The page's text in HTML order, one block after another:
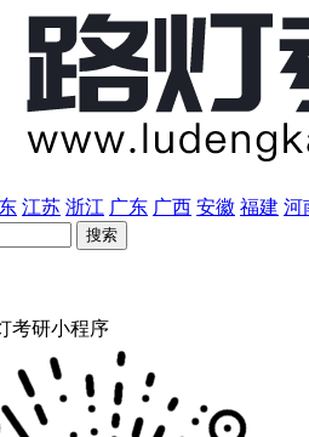
江苏 浙江 广东 广西 安徽 福建 河
考研小程序